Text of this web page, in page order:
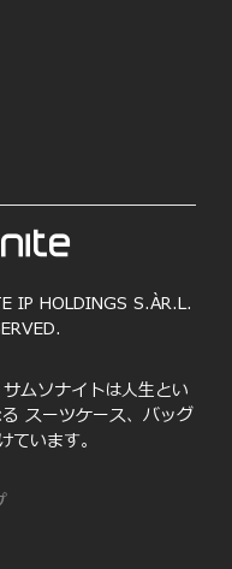
IP HOLDINGS S.ÀR.L.
ムソナイトは人生とい
スーツケース、バッグ
ています。